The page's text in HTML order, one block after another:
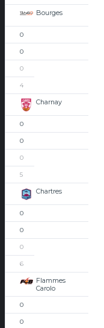
Bourges
0
0
0
4
Charnay
0
0
0
5
Chartres
0
0
0
6
Flammes
Carolo
0
0